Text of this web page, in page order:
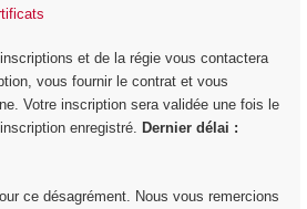
et de la régie vous contactera
vous fournir le contrat et vous
Votre inscription sera validée une fois le
enregistré. Dernier délai :
ce désagrément. Nous vous remercions